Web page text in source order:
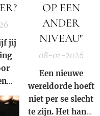
jij
OP EEN
ANDER
NIVEAU"
08-01-2026
Een nieuwe
wereldorde hoeft
niet per se slecht
te zijn. Het hangt